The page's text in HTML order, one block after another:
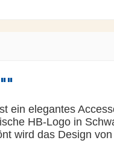
ein elegantes
HB-Logo in
wird das Design